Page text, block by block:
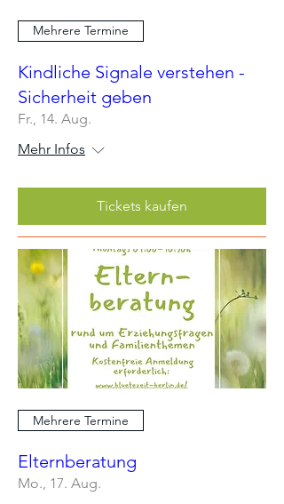
Mehrere Termine
Kindliche Signale verstehen -
Sicherheit geben
Fr., 14. Aug.
Mehr Infos
Tickets kaufen
Mehrere Termine
Elternberatung
Mo., 17. Aug.